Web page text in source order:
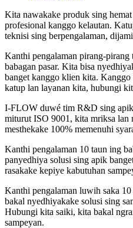
Kita nawakake produk sing
profesional kanggo kelautan.
teknisi sing berpengalaman,
Kanthi pengalaman pirang-
babagan pasar. Kita bisa
banget kanggo klien kita.
katup lan layanan kita, hubungi
I-FLOW duwé tim R&D sing
miturut ISO 9001, kita mriksa lan
mesthekake 100% memenuhi
Kanthi pengalaman 10 taun ing
panyedhiya solusi sing apik
rasakake kepiye kabutuhan
Kanthi pengalaman luwih saka
bakal nyedhiyakake solusi sing
Hubungi kita saiki, kita bakal
sampeyan.